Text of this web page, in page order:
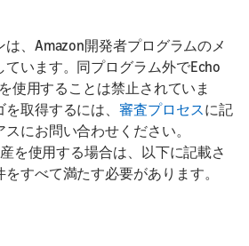
、Amazon開発者プログラムのメ
ています。同プログラム外でEcho
使用することは禁止されていま
を取得するには、審査プロセスに記
にお問い合わせください。
を使用する場合は、以下に記載さ
すべて満たす必要があります。